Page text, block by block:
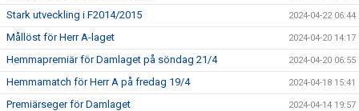
Stark utveckling i F2014/2015 2024-04-22 06:44
Mållöst för Herr A-laget 2024-04-20 14:17
Hemmapremiär för Damlaget på söndag 21/4 2024-04-20 06:55
Hemmamatch för Herr A på fredag 19/4 2024-04-18 15:41
Premiärseger för Damlaget 2024-04-14 19:57